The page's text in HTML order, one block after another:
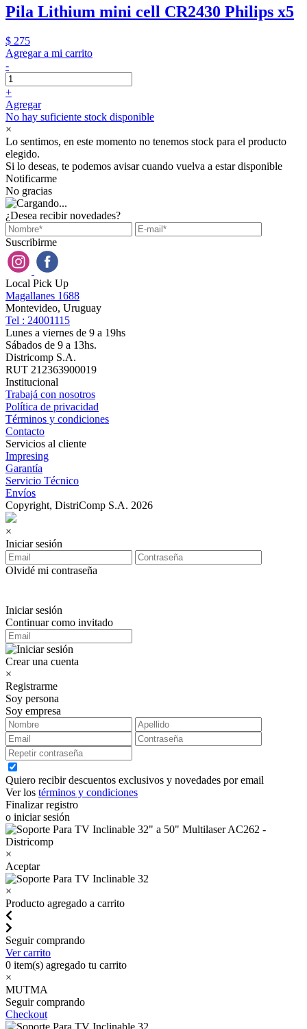
Pila Lithium mini cell CR2430 Philips x5
$ 275
Agregar a mi carrito
-
+
Agregar
No hay suficiente stock disponible
×
Lo sentimos, en este momento no tenemos stock para el producto
elegido.
Si lo deseas, te podemos avisar cuando vuelva a estar disponible
Notificarme
No gracias
¿Desea recibir novedades?
Suscribirme
Local Pick Up
Magallanes 1688
Montevideo, Uruguay
Tel : 24001115
Lunes a viernes de 9 a 19hs
Sábados de 9 a 13hs.
Districomp S.A.
RUT 212363900019
Institucional
Trabajá con nosotros
Política de privacidad
Términos y condiciones
Contacto
Servicios al cliente
Impresing
Garantía
Servicio Técnico
Envíos
Copyright, DistriComp S.A. 2026
×
Iniciar sesión
Olvidé mi contraseña
Iniciar sesión
Continuar como invitado
Crear una cuenta
×
Registrarme
Soy persona
Soy empresa
Quiero recibir descuentos exclusivos y novedades por email
Ver los términos y condiciones
Finalizar registro
o iniciar sesión
×
Aceptar
×
Producto agregado a carrito
Seguir comprando
Ver carrito
0 item(s) agregado tu carrito
×
MUTMA
Seguir comprando
Checkout